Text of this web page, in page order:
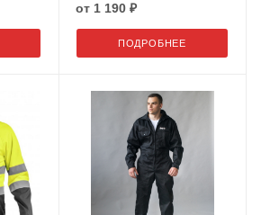
от 1 190 ₽
ПОДРОБНЕЕ